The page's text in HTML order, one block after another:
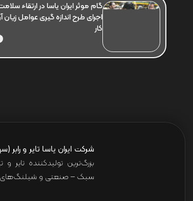
گام موثر ایران یاسا در ارتقاء
اجرای طرح اندازه گیری عوامل زیان
کار
شرکت ایران یاسا تایر و رابر
بزرگ‌ترین تولیدکننده
سبک – صنعتی و شیلنگ‌های